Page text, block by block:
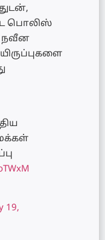
பொலிஸ்
நவீன
19,